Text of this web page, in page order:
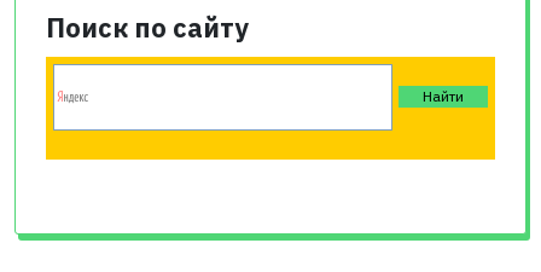
Поиск по сайту